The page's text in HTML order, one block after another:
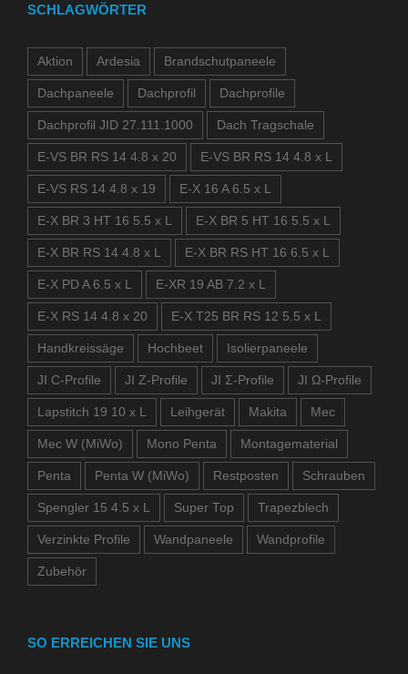
SCHLAGWÖRTER
Aktion Ardesia Brandschutpaneele
Dachpaneele Dachprofil Dachprofile
Dachprofil JID 27.111.1000 Dach Tragschale
E-VS BR RS 14 4.8 x 20 E-VS BR RS 14 4.8 x L
E-VS RS 14 4.8 x 19 E-X 16 A 6.5 x L
E-X BR 3 HT 16 5.5 x L E-X BR 5 HT 16 5.5 x L
E-X BR RS 14 4.8 x L E-X BR RS HT 16 6.5 x L
E-X PD A 6.5 x L E-XR 19 AB 7.2 x L
E-X RS 14 4.8 x 20 E-X T25 BR RS 12 5.5 x L
Handkreissäge Hochbeet Isolierpaneele
JI C-Profile JI Z-Profile JI Σ-Profile JI Ω-Profile
Lapstitch 19 10 x L Leihgerät Makita Mec
Mec W (MiWo) Mono Penta Montagematerial
Penta Penta W (MiWo) Restposten Schrauben
Spengler 15 4.5 x L Super Top Trapezblech
Verzinkte Profile Wandpaneele Wandprofile
Zubehör
SO ERREICHEN SIE UNS